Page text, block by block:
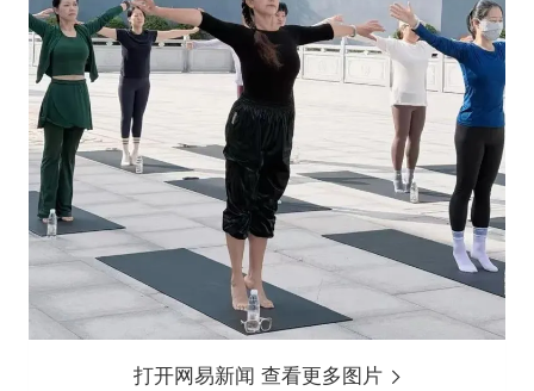
打开网易新闻 查看更多图片